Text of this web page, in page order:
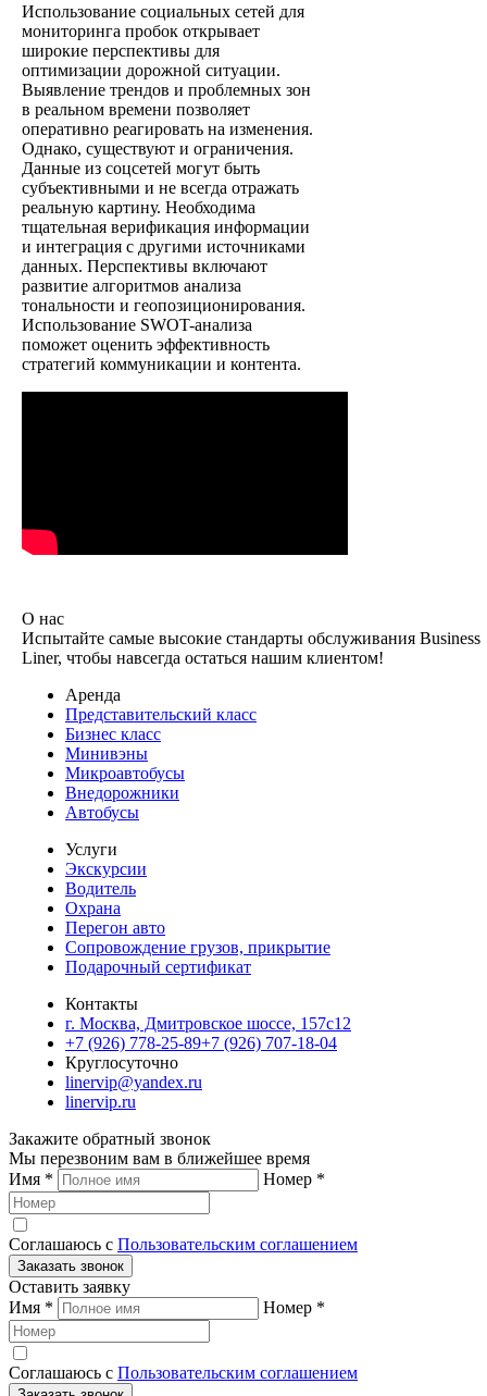
Использование социальных сетей для
мониторинга пробок открывает
широкие перспективы для
оптимизации дорожной ситуации.
Выявление трендов и проблемных зон
в реальном времени позволяет
оперативно реагировать на изменения.
Однако, существуют и ограничения.
Данные из соцсетей могут быть
субъективными и не всегда отражать
реальную картину. Необходима
тщательная верификация информации
и интеграция с другими источниками
данных. Перспективы включают
развитие алгоритмов анализа
тональности и геопозиционирования.
Использование SWOT-анализа
поможет оценить эффективность
стратегий коммуникации и контента.
О нас
Испытайте самые высокие стандарты обслуживания Business
Liner, чтобы навсегда остаться нашим клиентом!
Аренда
Представительский класс
Бизнес класс
Минивэны
Микроавтобусы
Внедорожники
Автобусы
Услуги
Экскурсии
Водитель
Охрана
Перегон авто
Сопровождение грузов, прикрытие
Подарочный сертификат
Контакты
г. Москва, Дмитровское шоссе, 157c12
+7 (926) 778-25-89+7 (926) 707-18-04
Круглосуточно
linervip@yandex.ru
linervip.ru
Закажите обратный звонок
Мы перезвоним вам в ближейшее время
Имя * Номер *
Соглашаюсь с Пользовательским соглашением
Заказать звонок
Оставить заявку
Имя * Номер *
Соглашаюсь с Пользовательским соглашением